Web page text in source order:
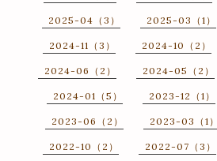
2025-04（3） 2025-03（1）
2024-11（3） 2024-10（2）
2024-06（2） 2024-05（2）
2024-01（5） 2023-12（1）
2023-06（2） 2023-03（1）
2022-10（2） 2022-07（3）